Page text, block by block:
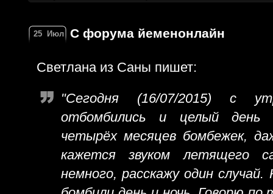
25 Июл С форума йеменонлайн
Светлана из Саны пишет:
"Сегодня (16/07/2015) с
отбомбились и целый
четырёх месяцев бомбежек,
кажется звуком летящего
немного, расскажу один случай.